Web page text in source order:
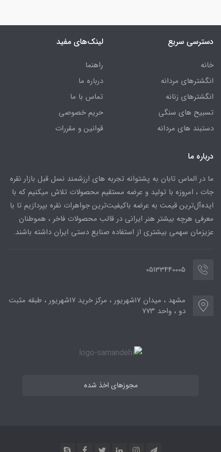
دسترسی سریع
خانه
انگشترهای مردانه
انگشترهای زنانه
تسبیح های سنگی
دستبند های مردانه
لینک‌های مفید
راهنما
درباره ما
تماس با ما
حریم خصوصی
قوانین و مقررات
درباره ما
ما در الماس تابان به پشتوانه تجربه های ارزشمند نسل قبل بازار نقره
جات ، امروزه با تولید و عرضه مستقیم محصولات تلاش میکنیم که با
ایده‌آل‌ترین قیمت به عرضه باکیفیت‌ترین جواهرات نقره بپردازیم تا با
معرفی هرچه بیشتر هنر ایرانی در قالب محصولات فاخر ، هموطنان
عزیزمان سهمی بیشتری از استفاده صنایع دستی ایران داشته باشند.
05133440005
مشهد ، میدان ۱۷شهریور ، مرکز خرید ۱۷شهریور ، طبقه مثبت
دو ، واحد ۷۷۳
مجوزهای اخذ شده